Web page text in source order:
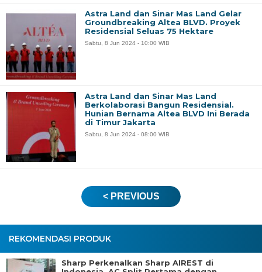
REKOMENDASI PRODUK
Sharp Perkenalkan Sharp AIREST di
Astra Land dan Sinar Mas Land Gelar
Groundbreaking Altea BLVD. Proyek
Residensial Seluas 75 Hektare
Sabtu, 8 Jun 2024 - 10:00 WIB
Astra Land dan Sinar Mas Land
Berkolaborasi Bangun Residensial.
Hunian Bernama Altea BLVD Ini Berada
di Timur Jakarta
Sabtu, 8 Jun 2024 - 08:00 WIB
< PREVIOUS